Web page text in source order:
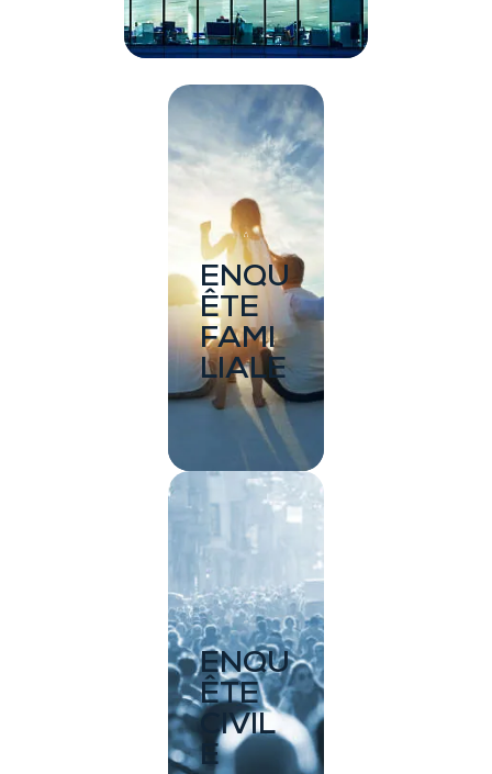
ENQU
ÊTE
FAMI
LIALE
ENQU
ÊTE
CIVIL
E